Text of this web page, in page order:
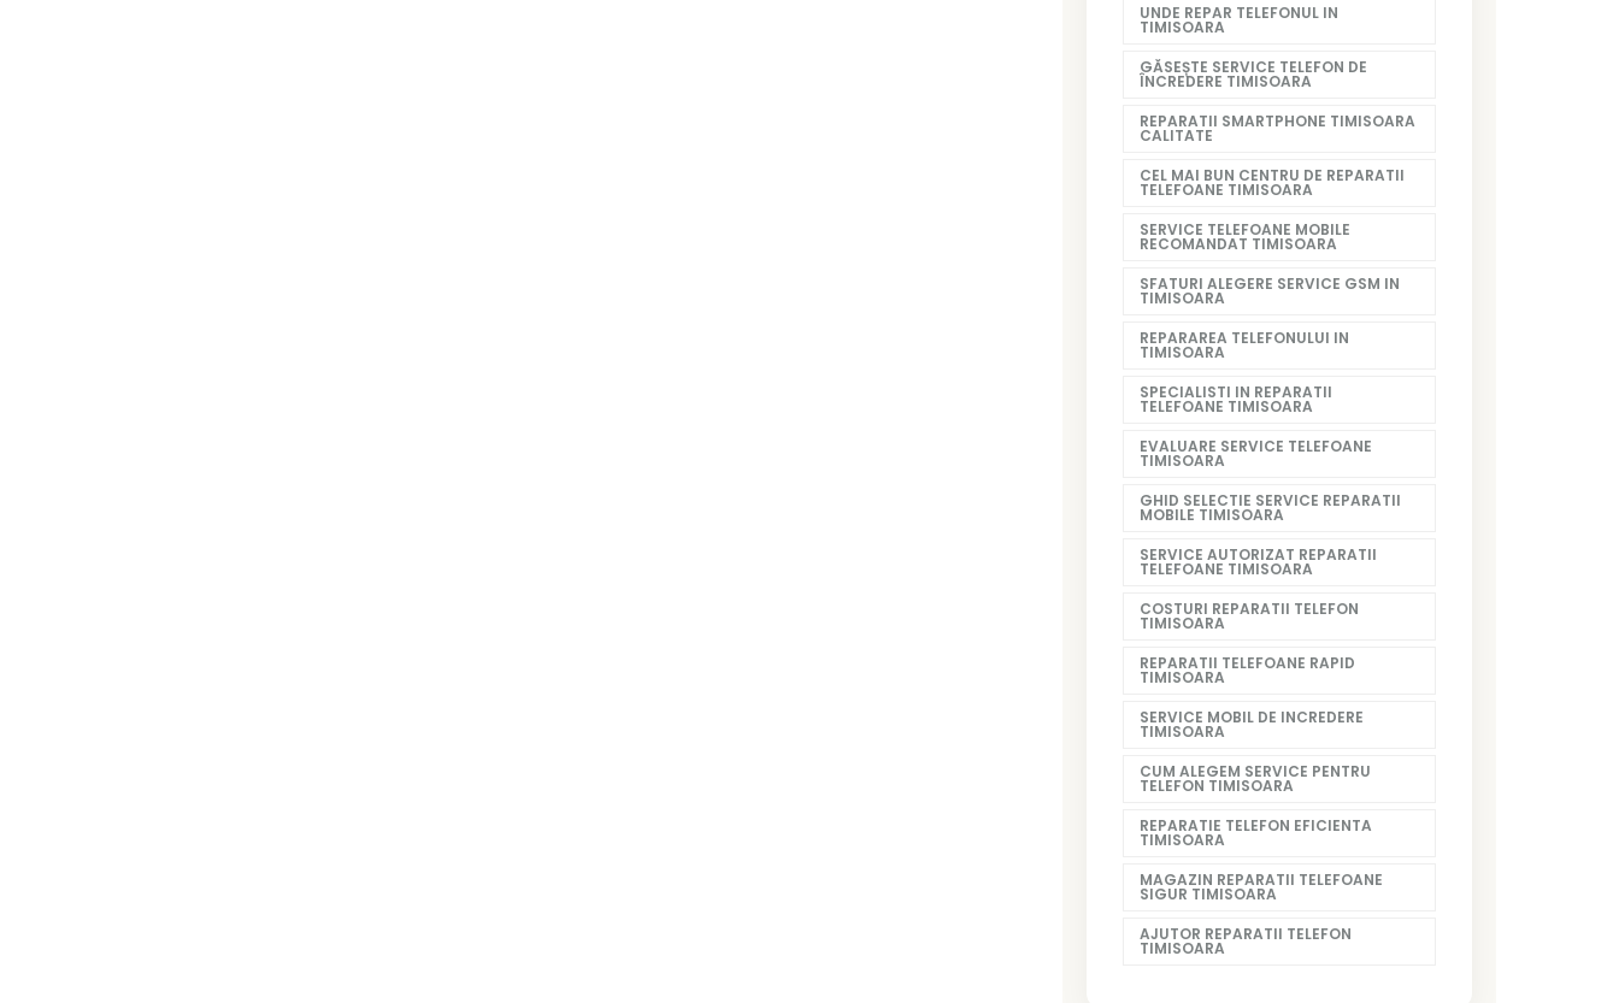
UNDE REPAR TELEFONUL IN
TIMISOARA
GĂSEȘTE SERVICE TELEFON DE
ÎNCREDERE TIMISOARA
REPARATII SMARTPHONE TIMISOARA
CALITATE
CEL MAI BUN CENTRU DE REPARATII
TELEFOANE TIMISOARA
SERVICE TELEFOANE MOBILE
RECOMANDAT TIMISOARA
SFATURI ALEGERE SERVICE GSM IN
TIMISOARA
REPARAREA TELEFONULUI IN
TIMISOARA
SPECIALISTI IN REPARATII
TELEFOANE TIMISOARA
EVALUARE SERVICE TELEFOANE
TIMISOARA
GHID SELECTIE SERVICE REPARATII
MOBILE TIMISOARA
SERVICE AUTORIZAT REPARATII
TELEFOANE TIMISOARA
COSTURI REPARATII TELEFON
TIMISOARA
REPARATII TELEFOANE RAPID
TIMISOARA
SERVICE MOBIL DE INCREDERE
TIMISOARA
CUM ALEGEM SERVICE PENTRU
TELEFON TIMISOARA
REPARATIE TELEFON EFICIENTA
TIMISOARA
MAGAZIN REPARATII TELEFOANE
SIGUR TIMISOARA
AJUTOR REPARATII TELEFON
TIMISOARA